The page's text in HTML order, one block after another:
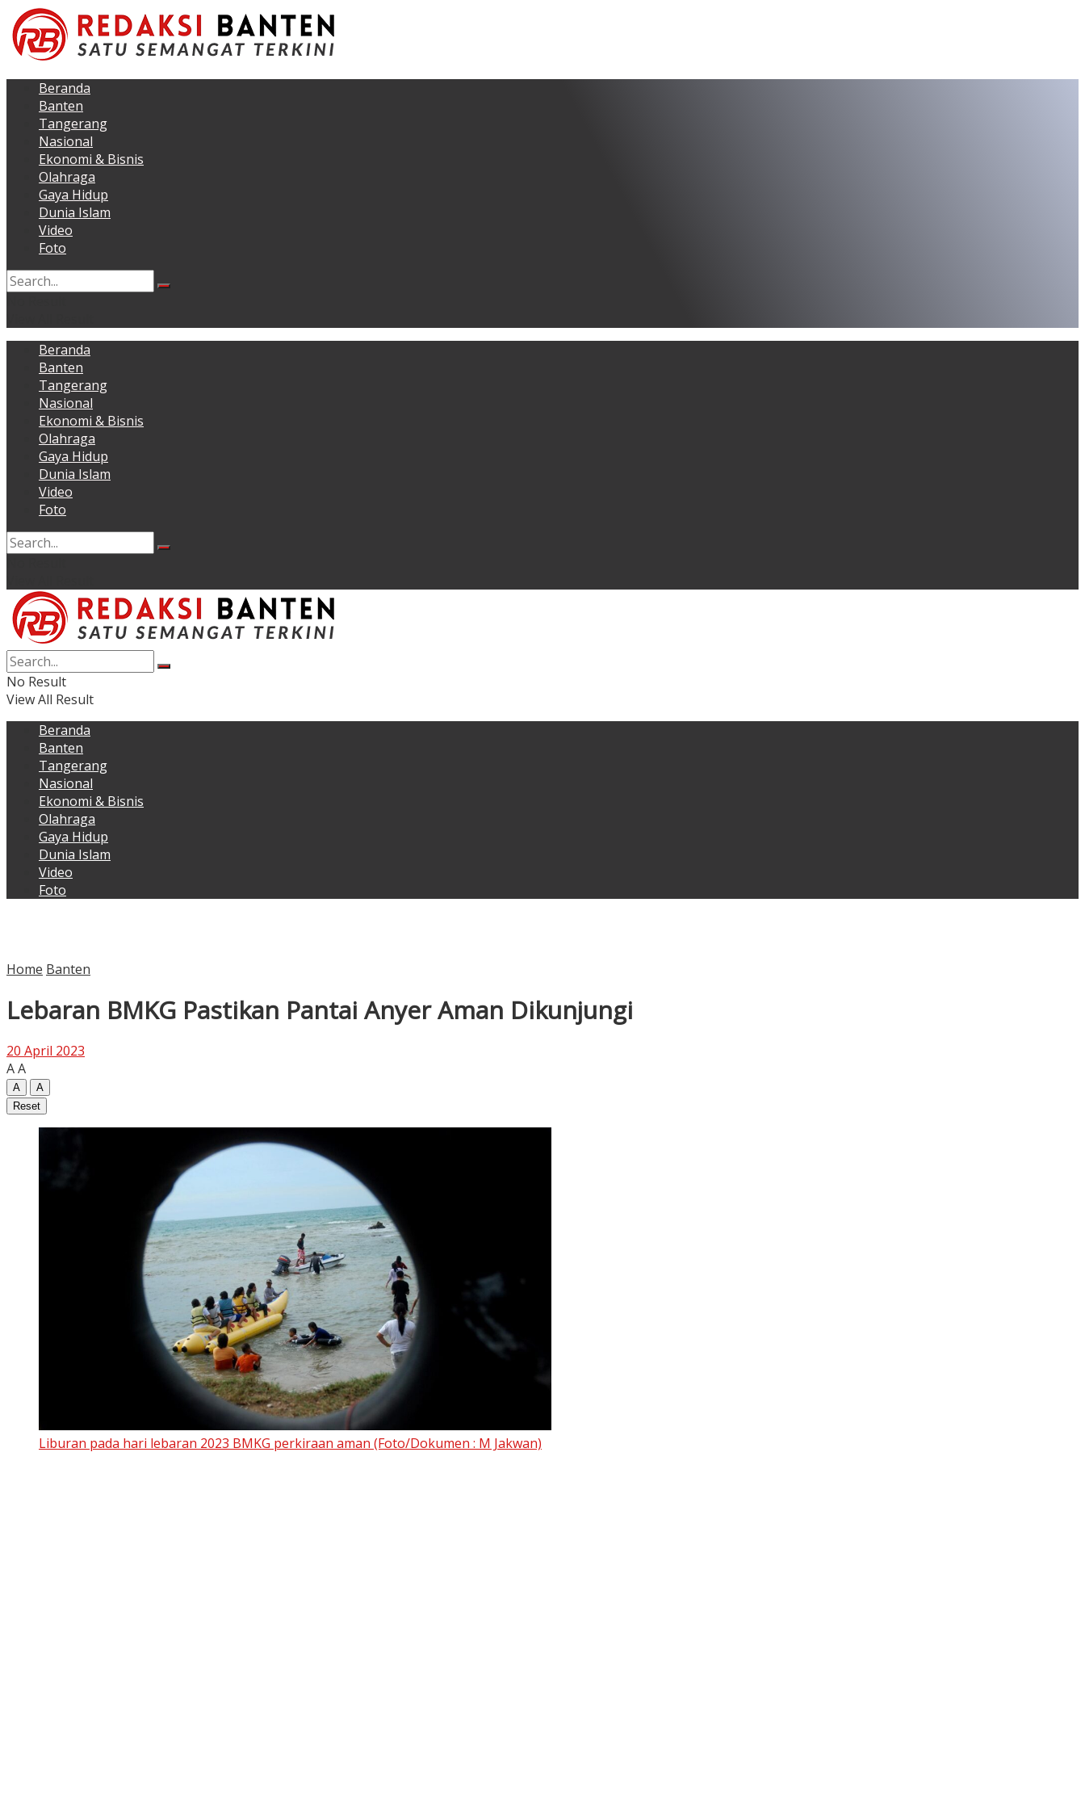
Beranda
Banten
Tangerang
Nasional
Ekonomi & Bisnis
Olahraga
Gaya Hidup
Dunia Islam
Video
Foto
Beranda
Banten
Tangerang
Nasional
Ekonomi & Bisnis
Olahraga
Gaya Hidup
Dunia Islam
Video
Foto
No Result
View All Result
Beranda
Banten
Tangerang
Nasional
Ekonomi & Bisnis
Olahraga
Gaya Hidup
Dunia Islam
Video
Foto
Home Banten
Lebaran BMKG Pastikan Pantai Anyer Aman Dikunjungi
20 April 2023
AA
A
A
Reset
Liburan pada hari lebaran 2023 BMKG perkiraan aman (Foto/Dokumen : M Jakwan)